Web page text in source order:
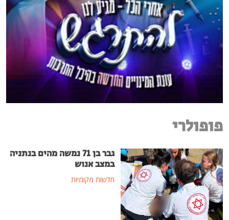
פופולרי
גבר בן 71 נמשה מהים בנתניה
במצב אנוש
חדשות מקומיות